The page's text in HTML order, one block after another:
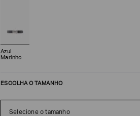
Azul
Marinho
ESCOLHA O TAMANHO
Selecione o tamanho